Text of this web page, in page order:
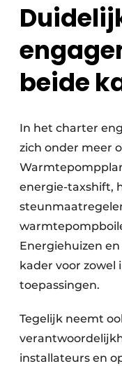
beide
In het charter
zich onder meer
energie-taxshift,
Energiehuizen
kader voor zowel
toepassingen.
Tegelijk neemt
installateurs en